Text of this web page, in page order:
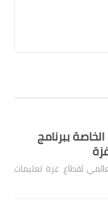
ببرنامج
لقطاع غزة تعليمات